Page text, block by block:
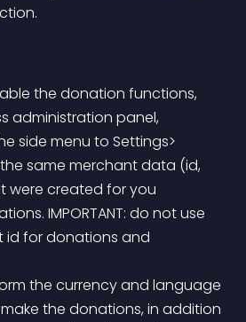
the donation functions,
administration panel,
side menu to Settings>
same merchant data (id,
were created for you
IMPORTANT: do not use
id for donations and
the donations, in addition